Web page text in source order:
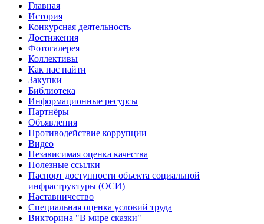
Главная
История
Конкурсная деятельность
Достижения
Фотогалерея
Коллективы
Как нас найти
Закупки
Библиотека
Информационные ресурсы
Партнёры
Объявления
Противодействие коррупции
Видео
Независимая оценка качества
Полезные ссылки
Паспорт доступности объекта социальной
инфраструктуры (ОСИ)
Наставничество
Специальная оценка условий труда
Викторина "В мире сказки"